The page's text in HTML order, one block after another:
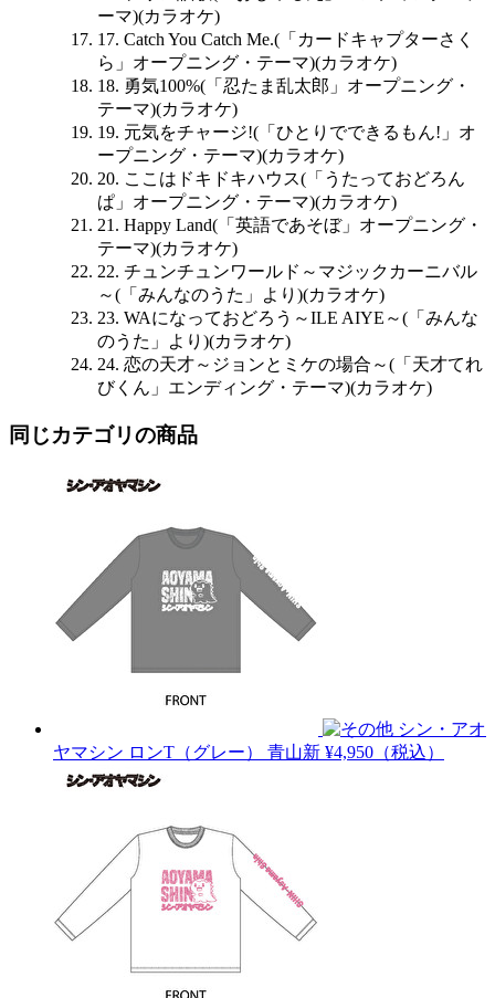
ーマ)(カラオケ)
17. Catch You Catch Me.(「カードキャプターさく
ら」オープニング・テーマ)(カラオケ)
18. 勇気100%(「忍たま乱太郎」オープニング・
テーマ)(カラオケ)
19. 元気をチャージ!(「ひとりでできるもん!」オ
ープニング・テーマ)(カラオケ)
20. ここはドキドキハウス(「うたっておどろん
ぱ」オープニング・テーマ)(カラオケ)
21. Happy Land(「英語であそぼ」オープニング・
テーマ)(カラオケ)
22. チュンチュンワールド～マジックカーニバル
～(「みんなのうた」より)(カラオケ)
23. WAになっておどろう～ILE AIYE～(「みんな
のうた」より)(カラオケ)
24. 恋の天才～ジョンとミケの場合～(「天才てれ
びくん」エンディング・テーマ)(カラオケ)
同じカテゴリの商品
シン・アオ
ヤマシン ロンT（グレー） 青山新 ¥4,950（税込）